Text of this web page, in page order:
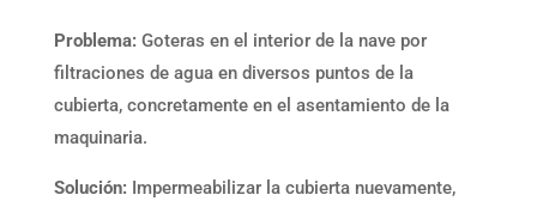
Problema:Goteras en el interior de la nave por
f iltraciones de agua en diversos puntos de la
cubierta, concretamente en el asentamiento de la
maquinaria.
Solución:Impermeabilizar la cubierta nuevamente,